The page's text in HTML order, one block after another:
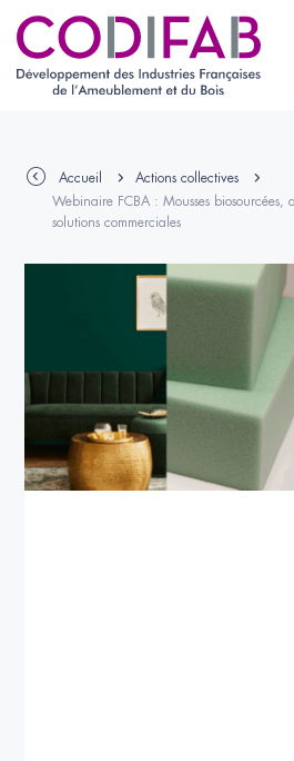
Accueil
Actions collectives
Webinaire FCBA : Mousses biosourcées,
solutions commerciales